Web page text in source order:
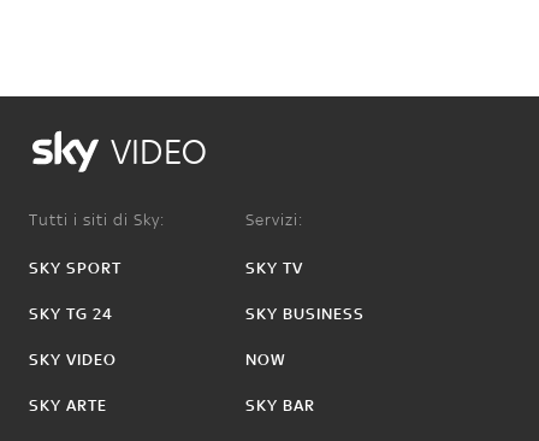
VIDEO
Tutti i siti di Sky:
SKY SPORT
SKY TG 24
SKY VIDEO
SKY ARTE
Servizi:
SKY TV
SKY BUSINESS
NOW
SKY BAR